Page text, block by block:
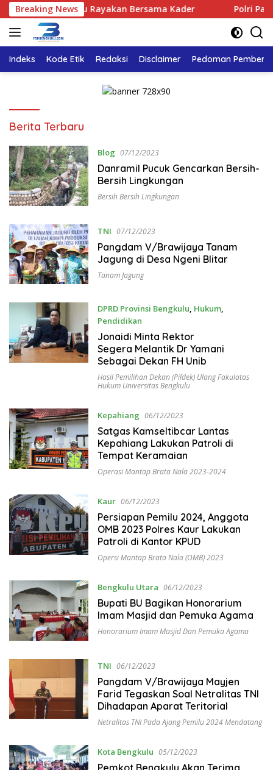
Langsung
ke
konten
Breaking News
Bengkulu Rayakan Bersama Kader Polri
Indeks Kode Etik Redaksi Disclaimer Pedoman
For
Berita Terbaru
Blog 07/12/2023
Danramil Pucuk Gencarkan Bersih-
Bersih Lingkungan
Bersih Bersih Lingkungan
TNI 07/12/2023
Pangdam V/Brawijaya Tanam
Jagung di Desa Ngeni Blitar
Tanam Jagung
DPRD Provinsi Bengkulu, Hukum,
Pendidikan
06/12/2023
Jonaidi Minta Rektor
Segera Melantik Dr Yamani
Sebagai Dekan FH Unib
Hasil Pemilihan Dekan (Pildek) Ulang Fakulatas
Hukum Universitas Bengkulu
Kepahiang 06/12/2023
Satgas Kamseltibcar Lantas
Kepahiang Lakukan Patroli di
Tempat Keramaian
Operasi Mantap Brata Nala 2023-2024
Kaur 06/12/2023
Persiapan Pemilu 2024, Anggota
OMB 2023 Polres Kaur Lakukan
Patroli di Kantor KPUD
Opersi Mantap Brata Nala (OMB) 2023
Bengkulu Utara 06/12/2023
Bupati BU Bagikan Honorarium
Imam Masjid dan Pemuka Agama
Honorarium Imam Masjid Dan Pemuka Agama
TNI 06/12/2023
Pangdam V/Brawijaya Mayjen
Farid Tegaskan Soal Netralitas TNI
Dihadapan Aparat Teritorial
Netralitas TNI Pada Ajang Pemilu 2024 Mendatang
Kota Bengkulu 05/12/2023
Pemkot Bengkulu Akan Terima